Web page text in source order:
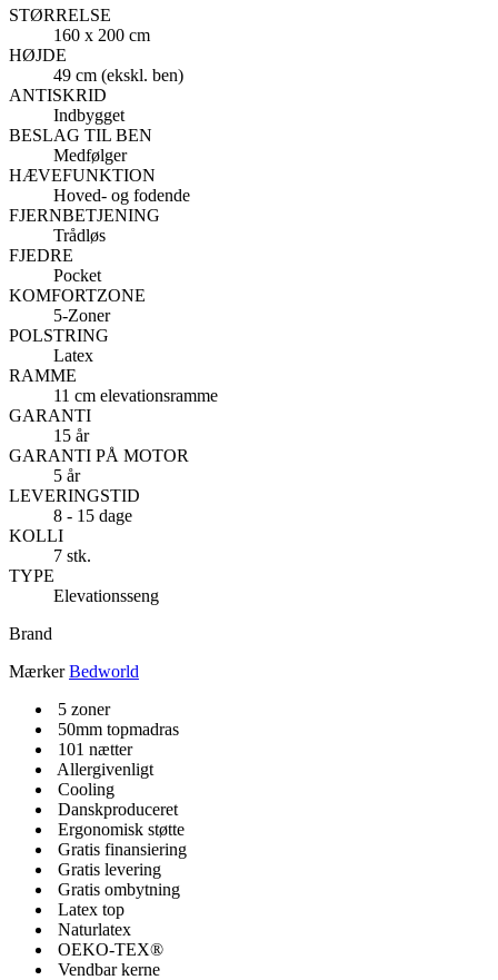
STØRRELSE
160 x 200 cm
HØJDE
49 cm (ekskl. ben)
ANTISKRID
Indbygget
BESLAG TIL BEN
Medfølger
HÆVEFUNKTION
Hoved- og fodende
FJERNBETJENING
Trådløs
FJEDRE
Pocket
KOMFORTZONE
5-Zoner
POLSTRING
Latex
RAMME
11 cm elevationsramme
GARANTI
15 år
GARANTI PÅ MOTOR
5 år
LEVERINGSTID
8 - 15 dage
KOLLI
7 stk.
TYPE
Elevationsseng
Brand
Mærker Bedworld
5 zoner
50mm topmadras
101 nætter
Allergivenligt
Cooling
Danskproduceret
Ergonomisk støtte
Gratis finansiering
Gratis levering
Gratis ombytning
Latex top
Naturlatex
OEKO-TEX®
Vendbar kerne